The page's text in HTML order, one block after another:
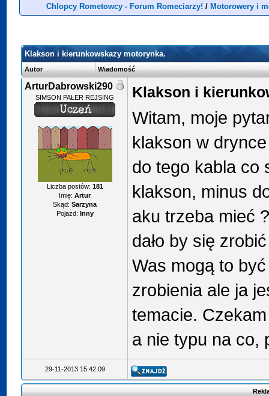
Chlopcy Rometowcy - Forum Romeciarzy! / Motorowery i
Klakson i kierunkowskazy motorynka.
Autor Wiadomość
ArturDabrowski290
SIMSON PAŁER REJSING
Liczba postów: 181
Imię: Artur
Skąd: Sarzyna
Pojazd: Inny
Klakson i
Witam, moje
klakson w
do tego kabla co
klakson, minus
aku trzeba mieć
dało by się
Was mogą to
zrobienia ale ja
temacie.
a nie typu na co,
29-11-2013 15:42:09